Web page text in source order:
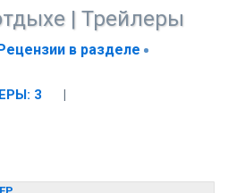
| Трейлеры
в разделе
3
|